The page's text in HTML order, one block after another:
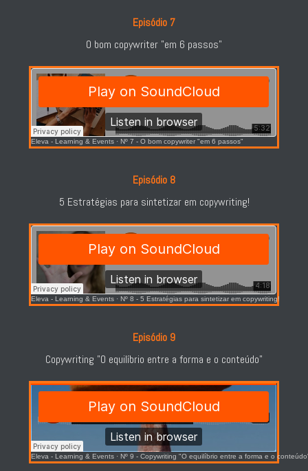
Episódio 7
O bom copywriter "em 6 passos"
Eleva - Learning & Events · Nº 7 - O bom copywriter "em 6 passos"
Episódio 8
5 Estratégias para sintetizar em copywriting!
Eleva - Learning & Events · Nº 8 - 5 Estratégias para sintetizar em copywriting!
Episódio 9
Copywriting "O equilíbrio entre a forma e o conteúdo"
Eleva - Learning & Events · Nº 9 - Copywriting "O equilíbrio entre a forma e o